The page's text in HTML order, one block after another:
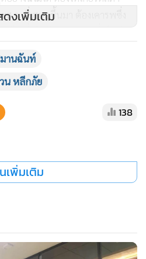
ส.ว. ที่เสนอขึ้นมา ต้องเคารพซึ่ง
บ ไม่เชื่อใจกันหมด ลองเชื่อใจกัน
าระ 4 ปี แสดงว่าจะไม่รับข้อเสนอ
ก็ว่ากันไป จะออกด้วยอะไร ก็ว่ากัน
ง กระบวนการรัฐธรรมนูญต่างๆ
มา แต่ไม่ได้ตอบ แต่ขณะที่ผู้สื่อ
ดินออกจากห้องแถลงข่าวไปแล้ว
ได้ถามนายกฯว่า สบายใจขึ้นหรือ
ดงเพิ่มเติม
านฉันท์
น หลีกภัย
138
เพิ่มเติม